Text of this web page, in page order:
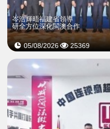
岑浩輝晤福建省領導
研全方位深化閩澳合作
05/08/2026 25369